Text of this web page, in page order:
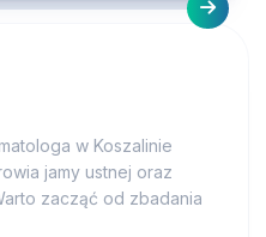
w Koszalinie
jamy ustnej oraz
zacząć od zbadania